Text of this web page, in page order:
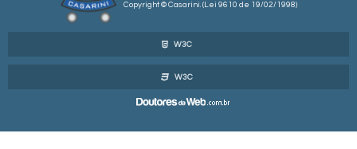
Copyright © Casarini. (Lei 9610 de 19/02/1998)
W3C
W3C